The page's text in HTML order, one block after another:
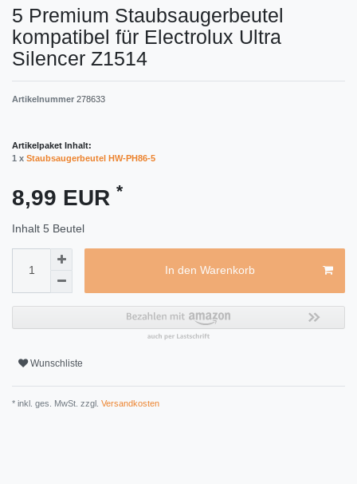
5 Premium Staubsaugerbeutel
kompatibel für Electrolux Ultra
Silencer Z1514
Artikelnummer 278633
Artikelpaket Inhalt:
1 x Staubsaugerbeutel HW-PH86-5
8,99 EUR *
Inhalt 5 Beutel
In den Warenkorb
Wunschliste
* inkl. ges. MwSt. zzgl. Versandkosten